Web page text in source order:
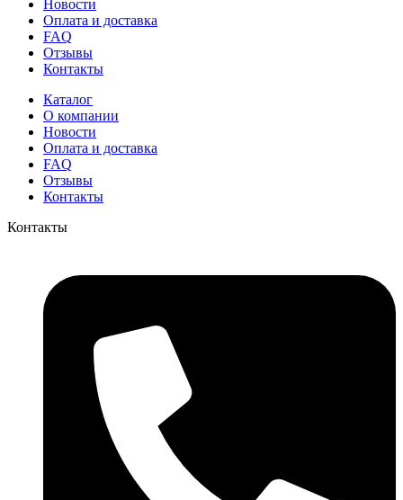
Новости
Оплата и доставка
FAQ
Отзывы
Контакты
Каталог
О компании
Новости
Оплата и доставка
FAQ
Отзывы
Контакты
Контакты